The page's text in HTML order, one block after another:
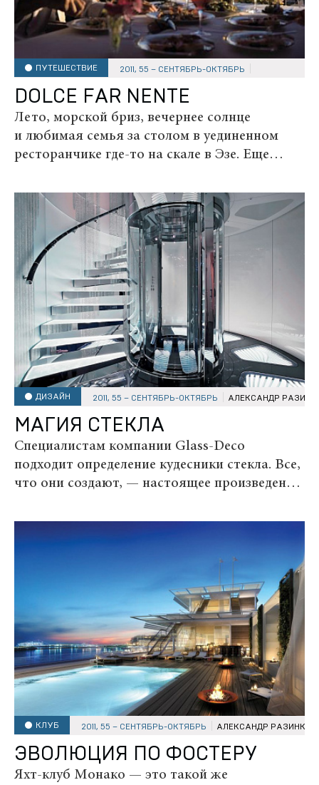
ПУТЕШЕСТВИЕ 2011, 55 – СЕНТЯБРЬ-ОКТЯБРЬ
DOLCE FAR NENTE
Лето, морской бриз, вечернее солнце
и любимая семья за столом в уединенном
ресторанчике где-то на скале в Эзе. Еще
не хочется прощаться с любимыми!
Заскочил к ним на пару дней во...
ДИЗАЙН 2011, 55 – СЕНТЯБРЬ-ОКТЯБРЬ АЛЕКСАНДР
МАГИЯ СТЕКЛА
Специалистам компании Glass-Deco
подходит определение кудесники стекла. Все,
что они создают, — настоящее произведение
взгляд
КЛУБ 2011, 55 – СЕНТЯБРЬ-ОКТЯБРЬ АЛЕКСАНДР РАЗИНКОВ
ЭВОЛЮЦИЯ ПО ФОСТЕРУ
Яхт-клуб Монако — это такой же
Я подтверждаю свое согласие с политикой
конфиденциальности, политикой обработки
персональных данных и получением рекламы
ПОДПИСАТЬСЯ